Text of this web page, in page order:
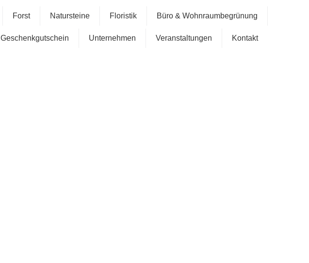
Forst Natursteine Floristik Büro & Wohnraumbegrünung
Geschenkgutschein Unternehmen Veranstaltungen Kontakt